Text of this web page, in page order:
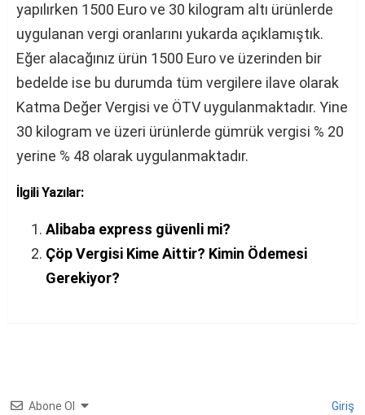
yapılırken 1500 Euro ve 30 kilogram altı ürünlerde
uygulanan vergi oranlarını yukarda açıklamıştık.
Eğer alacağınız ürün 1500 Euro ve üzerinden bir
bedelde ise bu durumda tüm vergilere ilave olarak
Katma Değer Vergisi ve ÖTV uygulanmaktadır. Yine
30 kilogram ve üzeri ürünlerde gümrük vergisi % 20
yerine % 48 olarak uygulanmaktadır.
İlgili Yazılar:
Alibaba express güvenli mi?
Çöp Vergisi Kime Aittir? Kimin Ödemesi
Gerekiyor?
Abone Ol Giriş